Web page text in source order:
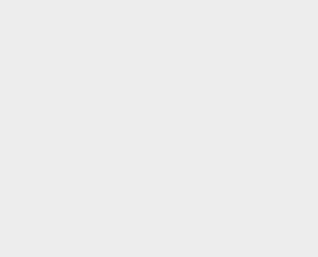
findest du hier: BAMBI zum Ausmalen!
Bild hinterher speichern oder